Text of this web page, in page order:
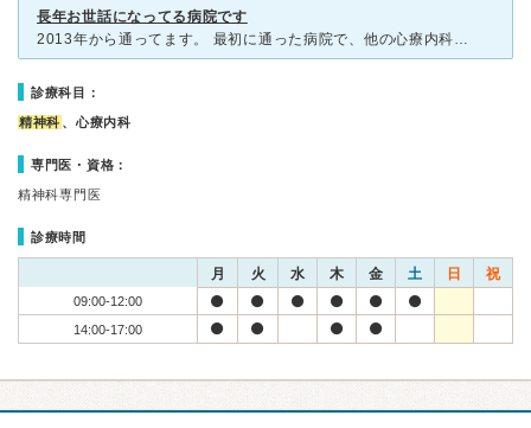
長年お世話になってる病院です
2013年から通ってます。 最初に通った病院で、他の心療内科にも変えたことがありますが、やはり一番通いやすいです。 きれいで予約制でクラシックが流れてる所とかも悪くは無いんですが変に自分は
診療科目：
精神科 、心療内科
専門医・資格：
精神科専門医
診療時間
月 火 水 木 金 土 日 祝
09:00-12:00
14:00-17:00